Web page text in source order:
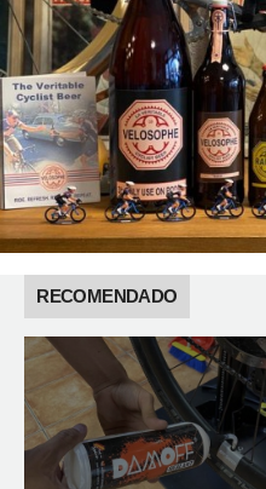
RECOMENDADO